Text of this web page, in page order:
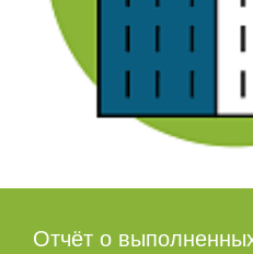
Отчёт о